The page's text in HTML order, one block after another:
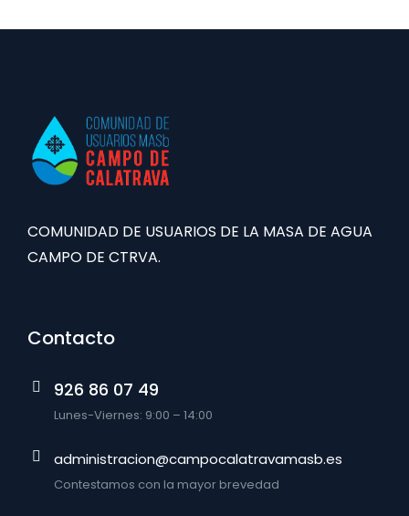
COMUNIDAD DE USUARIOS DE LA MASA DE AGUA
CAMPO DE CTRVA.
Contacto
926 86 07 49
Lunes-Viernes: 9:00 – 14:00
administracion@campocalatravamasb.es
Contestamos con la mayor brevedad